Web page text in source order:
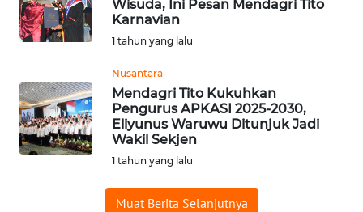
Wisuda, Ini Pesan Mendagri Tito
Karnavian
1 tahun yang lalu
Nusantara
Mendagri Tito Kukuhkan
Pengurus APKASI 2025-2030,
Eliyunus Waruwu Ditunjuk Jadi
Wakil Sekjen
1 tahun yang lalu
Muat Berita Selanjutnya
WN
WN
CIREBON
WN